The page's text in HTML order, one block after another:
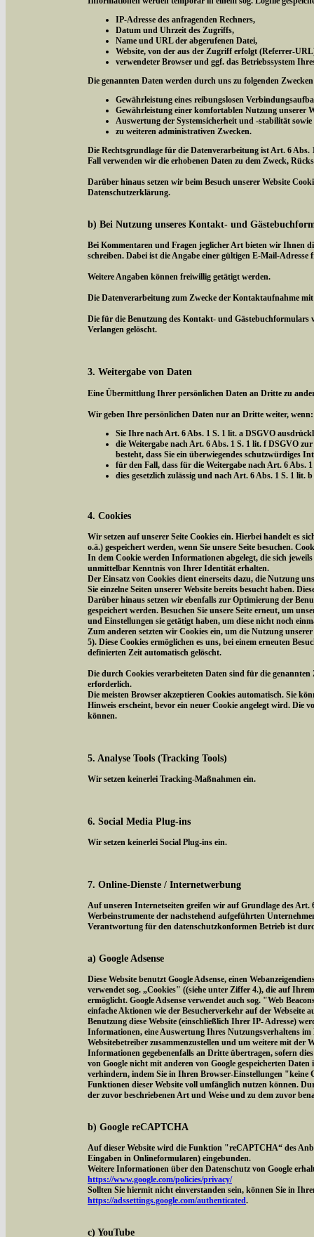
IP-Adresse des anfragenden Rechners,
Datum und Uhrzeit des Zugriffs,
Name und URL der abgerufenen Datei,
Website, von der aus der Zugriff erfolgt (Referrer-
verwendeter Browser und ggf. das Betriebssystem
Die genannten Daten werden durch uns zu folgenden
Gewährleistung eines reibungslosen
Gewährleistung einer komfortablen Nutzung unserer
Auswertung der Systemsicherheit und -stabilität sowie
zu weiteren administrativen Zwecken.
Die Rechtsgrundlage für die Datenverarbeitung ist Art. 6 Abs.
Fall verwenden wir die erhobenen Daten zu dem Zweck,
Darüber hinaus setzen wir beim Besuch unserer Website
Datenschutzerklärung.
b) Bei Nutzung unseres Kontakt- und
Bei Kommentaren und Fragen jeglicher Art bieten wir Ihnen
schreiben. Dabei ist die Angabe einer gültigen E-Mail-
Weitere Angaben können freiwillig getätigt werden.
Die Datenverarbeitung zum Zwecke der Kontaktaufnahme
Die für die Benutzung des Kontakt- und Gästebuchformulars
Verlangen gelöscht.
3. Weitergabe von Daten
Eine Übermittlung Ihrer persönlichen Daten an Dritte zu
Wir geben Ihre persönlichen Daten nur an Dritte weiter, wenn:
Sie Ihre nach Art. 6 Abs. 1 S. 1 lit. a DSGVO
die Weitergabe nach Art. 6 Abs. 1 S. 1 lit. f DSGVO
besteht, dass Sie ein überwiegendes schutzwürdiges
für den Fall, dass für die Weitergabe nach Art. 6 Abs.
dies gesetzlich zulässig und nach Art. 6 Abs. 1 S. 1
4. Cookies
Wir setzen auf unserer Seite Cookies ein. Hierbei handelt es
o.ä.) gespeichert werden, wenn Sie unsere Seite besuchen.
In dem Cookie werden Informationen abgelegt, die sich
unmittelbar Kenntnis von Ihrer Identität erhalten.
Der Einsatz von Cookies dient einerseits dazu, die Nutzung
Sie einzelne Seiten unserer Website bereits besucht haben.
Darüber hinaus setzen wir ebenfalls zur Optimierung der
gespeichert werden. Besuchen Sie unsere Seite erneut, um
und Einstellungen sie getätigt haben, um diese nicht noch
Zum anderen setzten wir Cookies ein, um die Nutzung
5). Diese Cookies ermöglichen es uns, bei einem erneuten
definierten Zeit automatisch gelöscht.
Die durch Cookies verarbeiteten Daten sind für die
erforderlich.
Die meisten Browser akzeptieren Cookies automatisch. Sie
Hinweis erscheint, bevor ein neuer Cookie angelegt wird. Die
können.
5. Analyse Tools (Tracking Tools)
Wir setzen keinerlei Tracking-Maßnahmen ein.
6. Social Media Plug-ins
Wir setzen keinerlei Social Plug-ins ein.
7. Online-Dienste / Internetwerbung
Auf unseren Internetseiten greifen wir auf Grundlage des
Werbeinstrumente der nachstehend aufgeführten
Verantwortung für den datenschutzkonformen Betrieb ist
a) Google Adsense
Diese Website benutzt Google Adsense, einen
verwendet sog. „Cookies" ((siehe unter Ziffer 4.), die auf
ermöglicht. Google Adsense verwendet auch sog. "Web
einfache Aktionen wie der Besucherverkehr auf der Webseite
Benutzung diese Website (einschließlich Ihrer IP- Adresse)
Informationen, eine Auswertung Ihres Nutzungsverhaltens
Websitebetreiber zusammenzustellen und um weitere mit
Informationen gegebenenfalls an Dritte übertragen, sofern
von Google nicht mit anderen von Google gespeicherten
verhindern, indem Sie in Ihren Browser-Einstellungen "keine
Funktionen dieser Website voll umfänglich nutzen können.
der zuvor beschriebenen Art und Weise und zu dem zuvor
b) Google reCAPTCHA
Auf dieser Website wird die Funktion "reCAPTCHA“ des
Eingaben in Onlineformularen) eingebunden.
Weitere Informationen über den Datenschutz von Google
https://www.google.com/policies/privacy/
Sollten Sie hiermit nicht einverstanden sein, können Sie in
https://adssettings.google.com/authenticated.
c) YouTube